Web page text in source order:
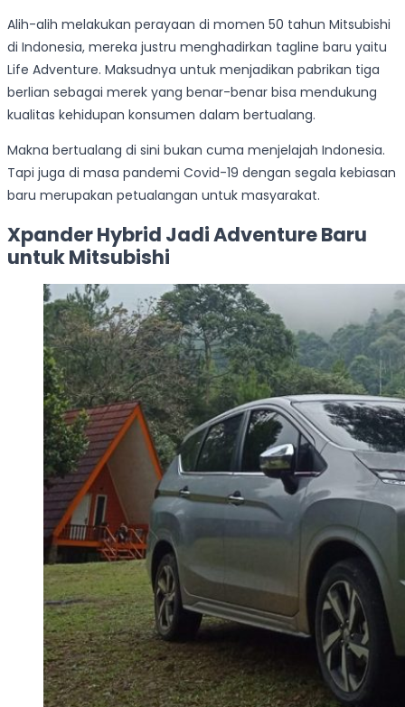
Alih-alih melakukan perayaan di momen 50 tahun Mitsubishi
di Indonesia, mereka justru menghadirkan tagline baru yaitu
Life Adventure. Maksudnya untuk menjadikan pabrikan tiga
berlian sebagai merek yang benar-benar bisa mendukung
kualitas kehidupan konsumen dalam bertualang.
Makna bertualang di sini bukan cuma menjelajah Indonesia.
Tapi juga di masa pandemi Covid-19 dengan segala kebiasan
baru merupakan petualangan untuk masyarakat.
Xpander Hybrid Jadi Adventure Baru
untuk Mitsubishi